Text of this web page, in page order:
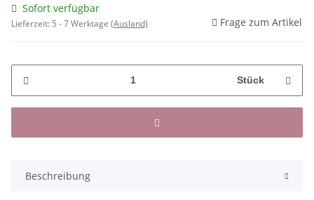
Sofort verfügbar
Lieferzeit: 5 - 7 Werktage (Ausland) Frage zum Artikel
Stück
Beschreibung